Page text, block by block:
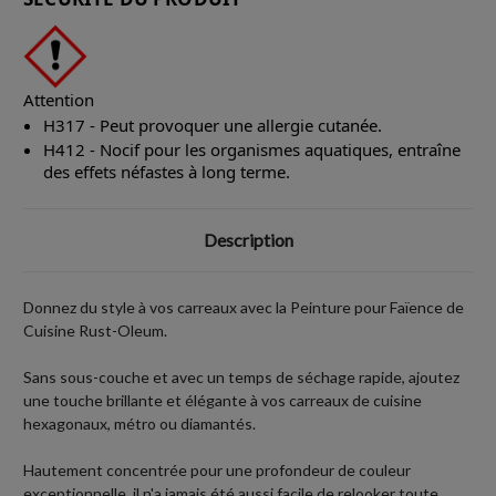
Attention
H317 - Peut provoquer une allergie cutanée.
H412 - Nocif pour les organismes aquatiques, entraîne
des effets néfastes à long terme.
Description
Donnez du style à vos carreaux avec la Peinture pour Faïence de
Cuisine Rust-Oleum.
Sans sous-couche et avec un temps de séchage rapide, ajoutez
une touche brillante et élégante à vos carreaux de cuisine
hexagonaux, métro ou diamantés.
Hautement concentrée pour une profondeur de couleur